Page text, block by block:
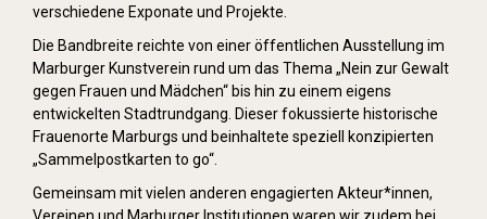
verschiedene Exponate und Projekte.
Die Bandbreite reichte von einer öffentlichen Ausstellung im
Marburger Kunstverein rund um das Thema „Nein zur Gewalt
gegen Frauen und Mädchen“ bis hin zu einem eigens
entwickelten Stadtrundgang. Dieser fokussierte historische
Frauenorte Marburgs und beinhaltete speziell konzipierten
„Sammelpostkarten to go“.
Gemeinsam mit vielen anderen engagierten Akteur*innen,